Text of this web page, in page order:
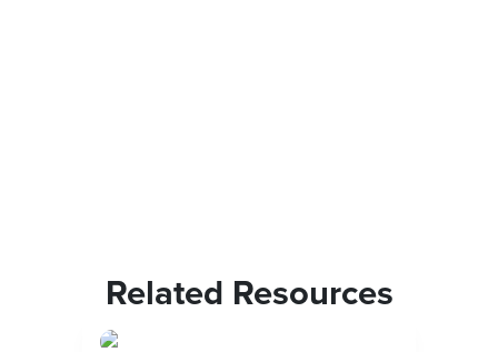
Related Resources